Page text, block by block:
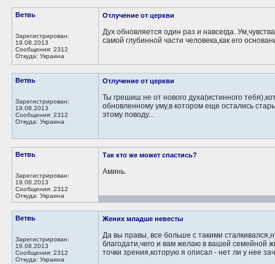
Ветвь
Зарегистрирован:
19.08.2013
Сообщения: 2312
Откуда: Украина
Отлучение от церкви
Дух обновляется один раз и навсегда.
самой глубинной части человека,как его
Ветвь
Зарегистрирован:
19.08.2013
Сообщения: 2312
Откуда: Украина
Отлучение от церкви
Ты грешиш не от нового духа(истинного
обновленному уму,в котором еще остались
этому поводу...
Ветвь
Зарегистрирован:
19.08.2013
Сообщения: 2312
Откуда: Украина
Так кто же может спастись?
Аминь.
Ветвь
Зарегистрирован:
19.08.2013
Сообщения: 2312
Откуда: Украина
Жених младше невесты
Да вы правы, все больше с такими
благодати,чего и вам желаю в вашей семейной
точки зрения,которую я описал - нет ли у нее